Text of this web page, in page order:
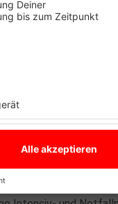
so hoch ist,
Das sei